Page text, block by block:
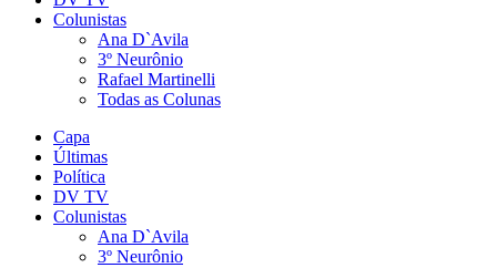
Colunistas
Ana D`Avila
3º Neurônio
Rafael Martinelli
Todas as Colunas
Capa
Últimas
Política
DV TV
Colunistas
Ana D`Avila
3º Neurônio